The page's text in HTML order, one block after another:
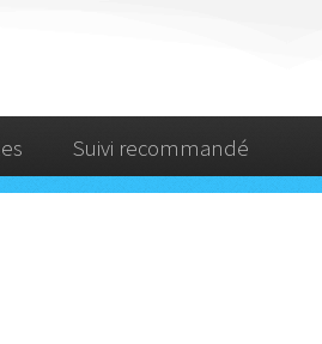
Suivi recommandé